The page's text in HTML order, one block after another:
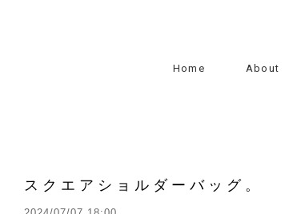
Home About
スクエアショルダーバッグ。